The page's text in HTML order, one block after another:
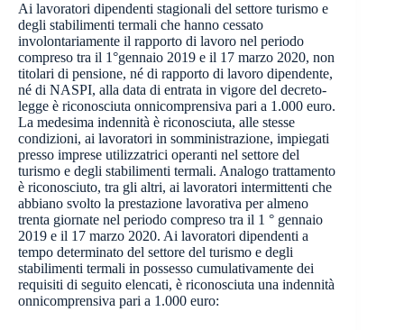
Ai lavoratori dipendenti stagionali del settore turismo e
degli stabilimenti termali che hanno cessato
involontariamente il rapporto di lavoro nel periodo
compreso tra il 1°gennaio 2019 e il 17 marzo 2020, non
titolari di pensione, né di rapporto di lavoro dipendente,
né di NASPI, alla data di entrata in vigore del decreto-
legge è riconosciuta onnicomprensiva pari a 1.000 euro.
La medesima indennità è riconosciuta, alle stesse
condizioni, ai lavoratori in somministrazione, impiegati
presso imprese utilizzatrici operanti nel settore del
turismo e degli stabilimenti termali. Analogo trattamento
è riconosciuto, tra gli altri, ai lavoratori intermittenti che
abbiano svolto la prestazione lavorativa per almeno
trenta giornate nel periodo compreso tra il 1 ° gennaio
2019 e il 17 marzo 2020. Ai lavoratori dipendenti a
tempo determinato del settore del turismo e degli
stabilimenti termali in possesso cumulativamente dei
requisiti di seguito elencati, è riconosciuta una indennità
onnicomprensiva pari a 1.000 euro: